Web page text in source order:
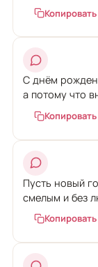
Копировать
С днём
а потому что
Копировать
Пусть новый
смелым и без
Копировать